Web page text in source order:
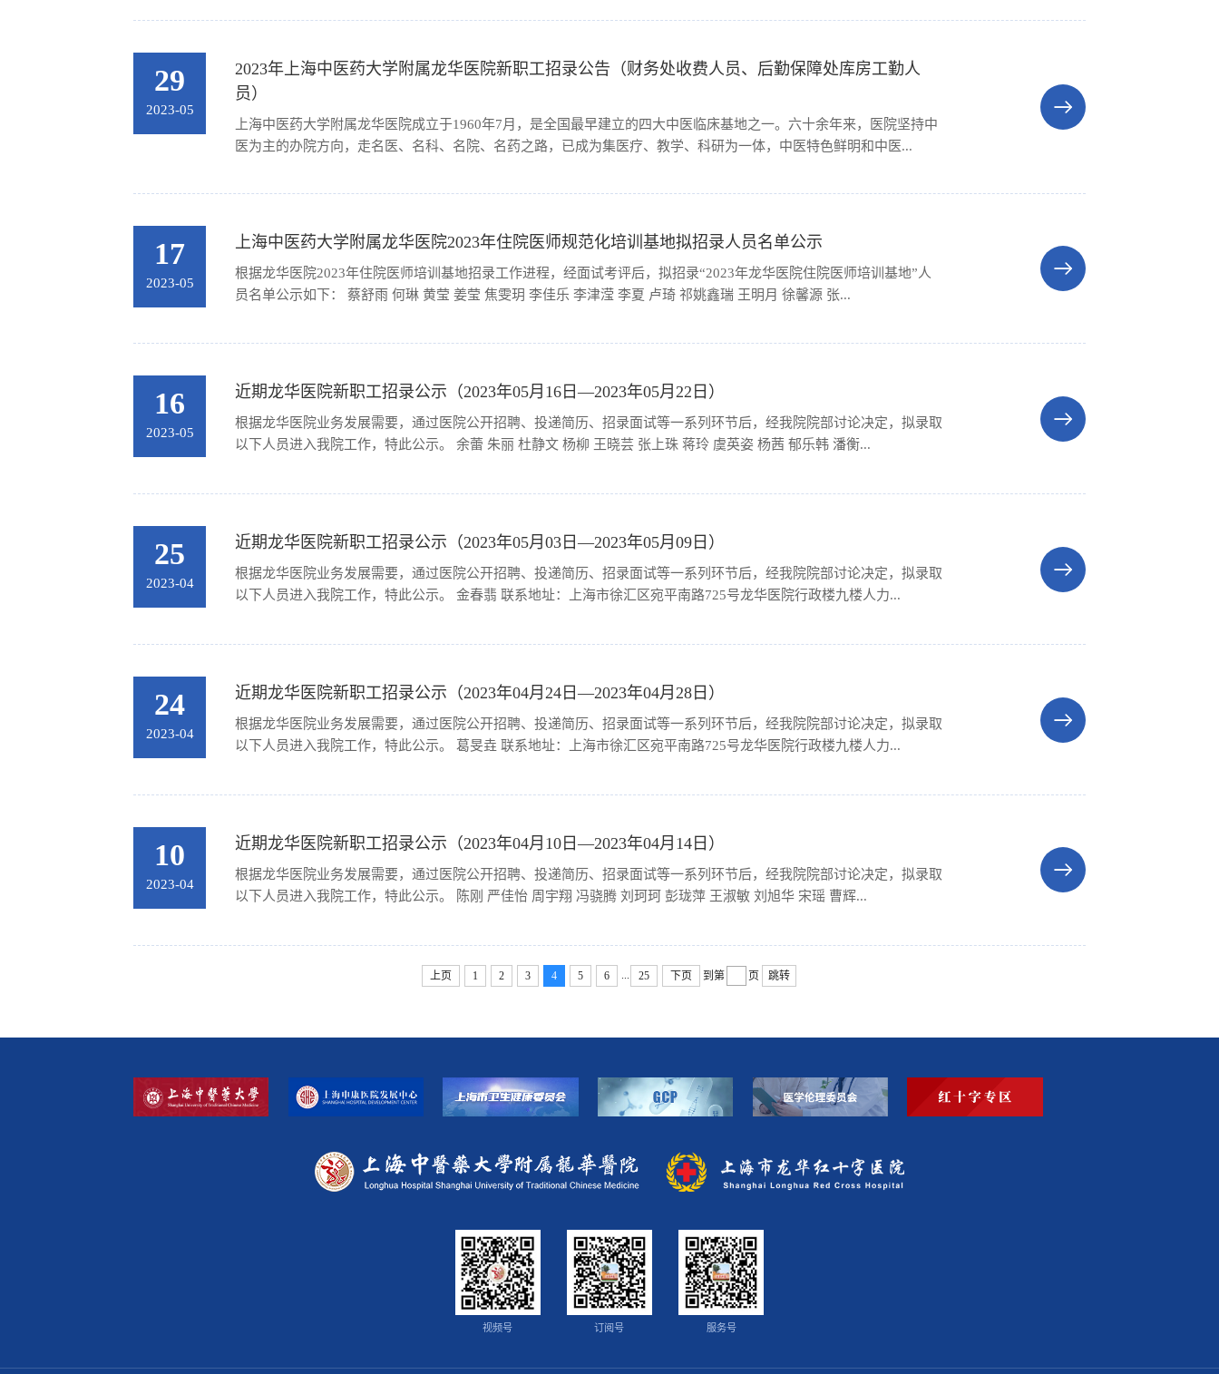
29
2023-05
2023年上海中医药大学附属龙华医院新职工招录公告（财务处收费人员、后勤保障处库房工勤人
员）
上海中医药大学附属龙华医院成立于1960年7月，是全国最早建立的四大中医临床基地之一。六十余年来，医院坚持中
医为主的办院方向，走名医、名科、名院、名药之路，已成为集医疗、教学、科研为一体，中医特色鲜明和中医...
17
2023-05
上海中医药大学附属龙华医院2023年住院医师规范化培训基地拟招录人员名单公示
根据龙华医院2023年住院医师培训基地招录工作进程，经面试考评后，拟招录“2023年龙华医院住院医师培训基地”人
员名单公示如下： 蔡舒雨 何琳 黄莹 姜莹 焦雯玥 李佳乐 李津滢 李夏 卢琦 祁姚鑫瑞 王明月 徐馨源 张...
16
2023-05
近期龙华医院新职工招录公示（2023年05月16日—2023年05月22日）
根据龙华医院业务发展需要，通过医院公开招聘、投递简历、招录面试等一系列环节后，经我院院部讨论决定，拟录取
以下人员进入我院工作，特此公示。 余蕾 朱丽 杜静文 杨柳 王晓芸 张上珠 蒋玲 虞英姿 杨茜 郁乐韩 潘衡...
25
2023-04
近期龙华医院新职工招录公示（2023年05月03日—2023年05月09日）
根据龙华医院业务发展需要，通过医院公开招聘、投递简历、招录面试等一系列环节后，经我院院部讨论决定，拟录取
以下人员进入我院工作，特此公示。 金春翡 联系地址：上海市徐汇区宛平南路725号龙华医院行政楼九楼人力...
24
2023-04
近期龙华医院新职工招录公示（2023年04月24日—2023年04月28日）
根据龙华医院业务发展需要，通过医院公开招聘、投递简历、招录面试等一系列环节后，经我院院部讨论决定，拟录取
以下人员进入我院工作，特此公示。 葛旻垚 联系地址：上海市徐汇区宛平南路725号龙华医院行政楼九楼人力...
10
2023-04
近期龙华医院新职工招录公示（2023年04月10日—2023年04月14日）
根据龙华医院业务发展需要，通过医院公开招聘、投递简历、招录面试等一系列环节后，经我院院部讨论决定，拟录取
以下人员进入我院工作，特此公示。 陈刚 严佳怡 周宇翔 冯骁腾 刘珂珂 彭珑萍 王淑敏 刘旭华 宋瑶 曹辉...
上页 1 2 3 4 5 6 25 下页 到第 页 跳转
视频号 订阅号 服务号